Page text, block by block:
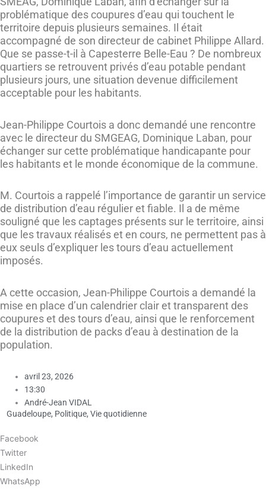
problématique des coupures d’eau qui touchent le
territoire depuis plusieurs semaines. Il était
accompagné de son directeur de cabinet Philippe Allard.
Que se passe-t-il à Capesterre Belle-Eau ? De nombreux
quartiers se retrouvent privés d’eau potable pendant
plusieurs jours, une situation devenue difficilement
acceptable pour les habitants.
Jean-Philippe Courtois a donc demandé une rencontre
avec le directeur du SMGEAG, Dominique Laban, pour
échanger sur cette problématique handicapante pour
les habitants et le monde économique de la commune.
M. Courtois a rappelé l’importance de garantir un service
de distribution d’eau régulier et fiable. Il a de même
souligné que les captages présents sur le territoire, ainsi
que les travaux réalisés et en cours, ne permettent pas à
eux seuls d’expliquer les tours d’eau actuellement
imposés.
A cette occasion, Jean-Philippe Courtois a demandé la
mise en place d’un calendrier clair et transparent des
coupures et des tours d’eau, ainsi que le renforcement
de la distribution de packs d’eau à destination de la
population.
avril 23, 2026
13:30
André-Jean VIDAL
Guadeloupe, Politique, Vie quotidienne
Facebook
Twitter
LinkedIn
WhatsApp